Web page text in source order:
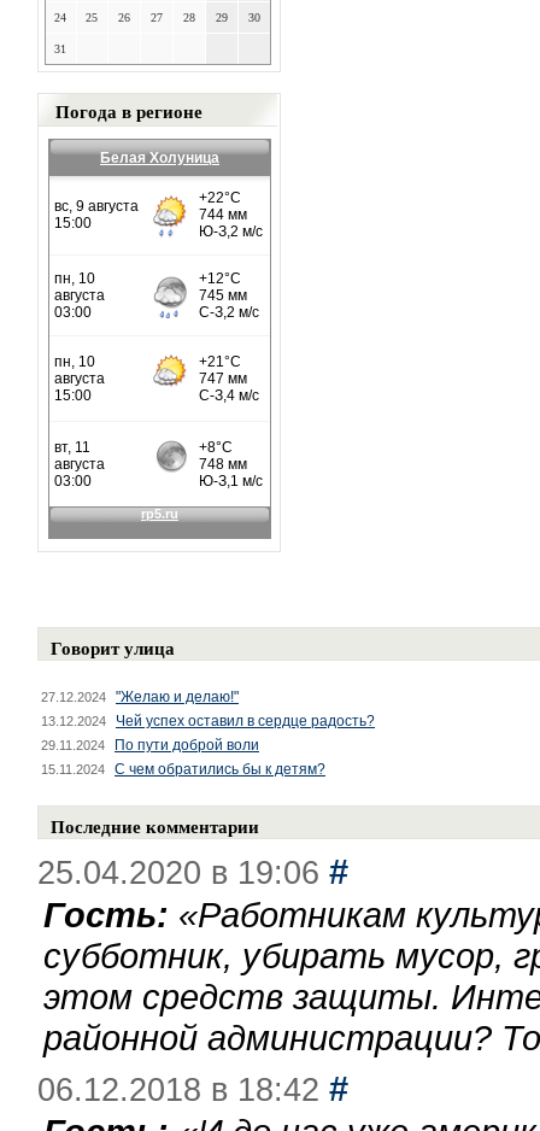
24 25 26 27 28 29 30
31
Погода в регионе
Белая Холуница
Говорит улица
27.12.2024 "Желаю и делаю!"
13.12.2024 Чей успех оставил в сердце радость?
29.11.2024 По пути доброй воли
15.11.2024 С чем обратились бы к детям?
Последние комментарии
25.04.2020 в 19:06 #
Гость: «Работникам
субботник, убирать мусор,
этом средств защиты.
районной администрации?
06.12.2018 в 18:42 #